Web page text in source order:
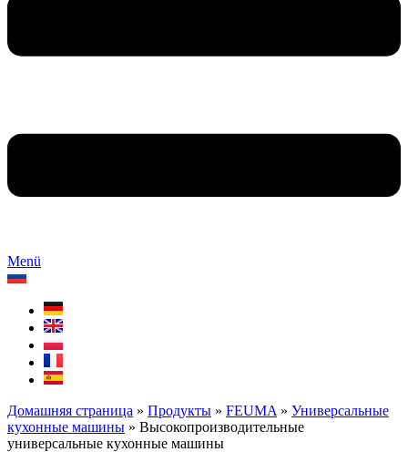
Menü
Домашняя страница » Продукты » FEUMA » Универсальные
кухонные машины » Высокопроизводительные
универсальные кухонные машины